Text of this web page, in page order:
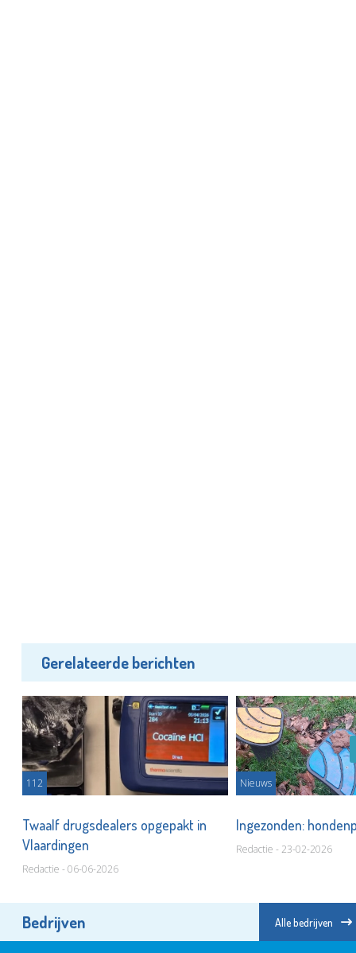
Gerelateerde berichten
112
Twaalf drugsdealers opgepakt in
Vlaardingen
Redactie - 06-06-2026
Nieuws
Ingezonden:
Redactie - 23-02-2026
Bedrijven Alle bedrijven